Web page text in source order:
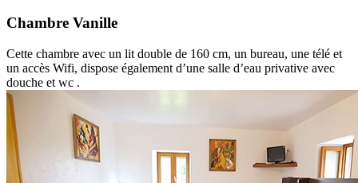
Chambre Vanille
Cette chambre avec un lit double de 160 cm, un bureau, une télé et
un accès Wifi, dispose également d’une salle d’eau privative avec
douche et wc .